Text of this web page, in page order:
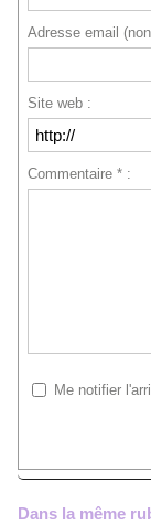
Adresse email
Site web :
Commentaire * :
Me notifier
Dans la même